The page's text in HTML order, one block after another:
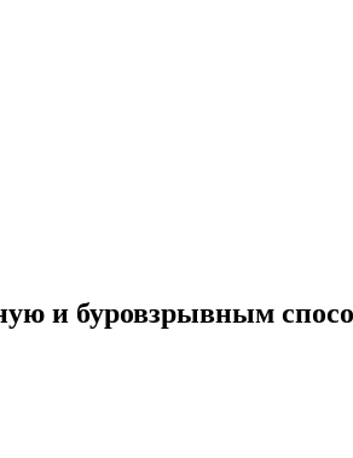
и буровзрывным